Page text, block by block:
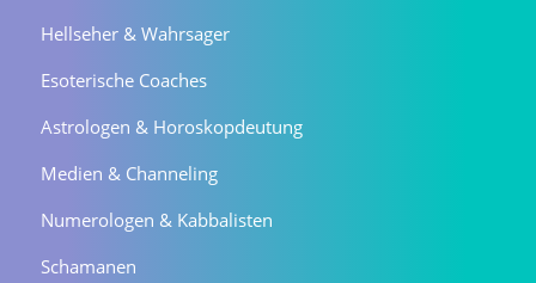
Hellseher & Wahrsager
Esoterische Coaches
Astrologen & Horoskopdeutung
Medien & Channeling
Numerologen & Kabbalisten
Schamanen